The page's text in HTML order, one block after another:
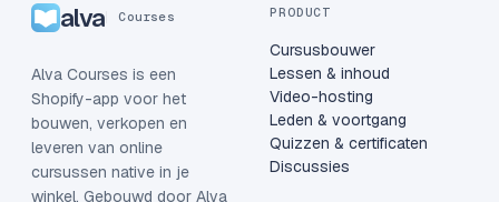
alva Courses
Alva Courses is een
Shopify-app voor het
bouwen, verkopen en
leveren van online
cursussen native in je
winkel. Gebouwd door Alva
PRODUCT
Cursusbouwer
Lessen & inhoud
Video-hosting
Leden & voortgang
Quizzen & certificaten
Discussies